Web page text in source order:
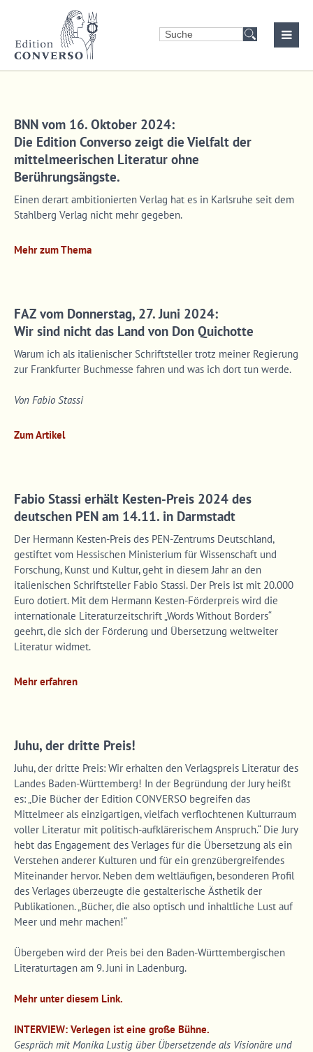
Login
Benutzername
Passwort
Anmelden
Register| Lost your password?
Lorem ipsum dolor sit amet:
24h/ 365days
Mon - Fri 8:00am - 5:00pm
Cybersteel Inc.
376-293 City Road, Suite 600
San Francisco, CA 94102
Have any questions?
+44 1234 567 890
Drop us a line
info@yourdomain.com
About us
sociis natoque penatibus et magnis dis parturient montes,
BNN vom 16. Oktober 2024:
Die Edition Converso zeigt die Vielfalt der
mittelmeerischen Literatur ohne
Berührungsängste.
Einen derart ambitionierten Verlag hat es in Karlsruhe seit dem
Stahlberg Verlag nicht mehr gegeben.
Mehr zum Thema
FAZ vom Donnerstag, 27. Juni 2024:
Wir sind nicht das Land von Don Quichotte
Warum ich als italienischer Schriftsteller trotz meiner Regierung
zur Frankfurter Buchmesse fahren und was ich dort tun werde.
Von Fabio Stassi
Zum Artikel
Fabio Stassi erhält Kesten-Preis 2024 des
deutschen PEN am 14.11. in Darmstadt
Der Hermann Kesten-Preis des PEN-Zentrums Deutschland,
gestiftet vom Hessischen Ministerium für Wissenschaft und
Forschung, Kunst und Kultur, geht in diesem Jahr an den
italienischen Schriftsteller Fabio Stassi. Der Preis ist mit 20.000
Euro dotiert. Mit dem Hermann Kesten-Förderpreis wird die
internationale Literaturzeitschrift „Words Without Borders“
geehrt, die sich der Förderung und Übersetzung weltweiter
Literatur widmet.
Mehr erfahren
Juhu, der dritte Preis!
Juhu, der dritte Preis: Wir erhalten den Verlagspreis Literatur des
Landes Baden-Württemberg! In der Begründung der Jury heißt
es: „Die Bücher der Edition CONVERSO begreifen das
Mittelmeer als einzigartigen, vielfach verflochtenen Kulturraum
voller Literatur mit politisch-aufklärerischem Anspruch.“ Die Jury
hebt das Engagement des Verlages für die Übersetzung als ein
Verstehen anderer Kulturen und für ein grenzübergreifendes
Miteinander hervor. Neben dem weltläufigen, besonderen Profil
des Verlages überzeugte die gestalterische Ästhetik der
Publikationen. „Bücher, die also optisch und inhaltliche Lust auf
Meer und mehr machen!“
Übergeben wird der Preis bei den Baden-Württembergischen
Literaturtagen am 9. Juni in Ladenburg.
Mehr unter diesem Link.
INTERVIEW: Verlegen ist eine große Bühne.
Gespräch mit Monika Lustig über Übersetzende als Visionäre und